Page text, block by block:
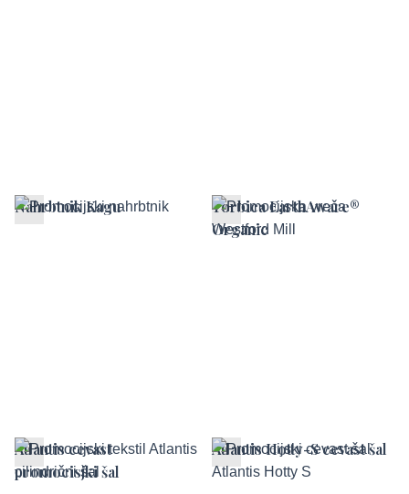
Nahrbtnik Kagu
Torbica EarthAware®
Organic
Atlantis cevast
promocisjki šal
Atlantis Hotty-S cevast šal